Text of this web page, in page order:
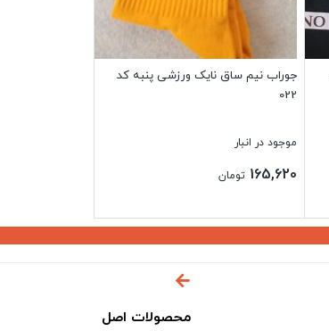
جوراب نیم ساق نایک ورزشی پنبه کد
022
موجود در انبار
165,620 تومان
محصولات اصل